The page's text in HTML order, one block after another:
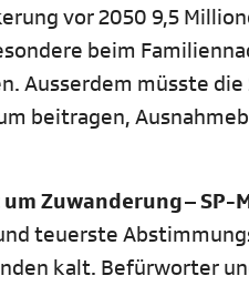
vor 2050 9,5
beim
Ausserdem müsste
beitragen,
Zuwanderung – SP-
teuerste
kalt. Befürworter